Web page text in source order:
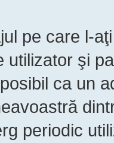
pe care l-
utilizator şi
ca un
periodic